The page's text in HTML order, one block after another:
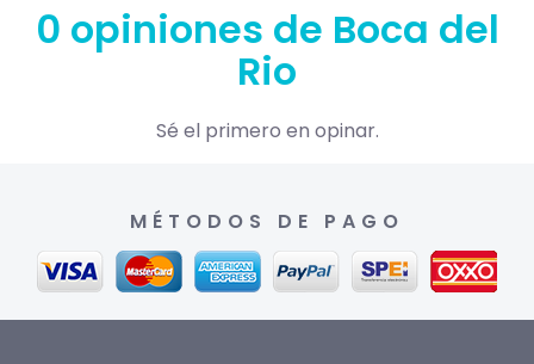
0 opiniones de Boca del
Rio
Sé el primero en opinar.
MÉTODOS DE PAGO